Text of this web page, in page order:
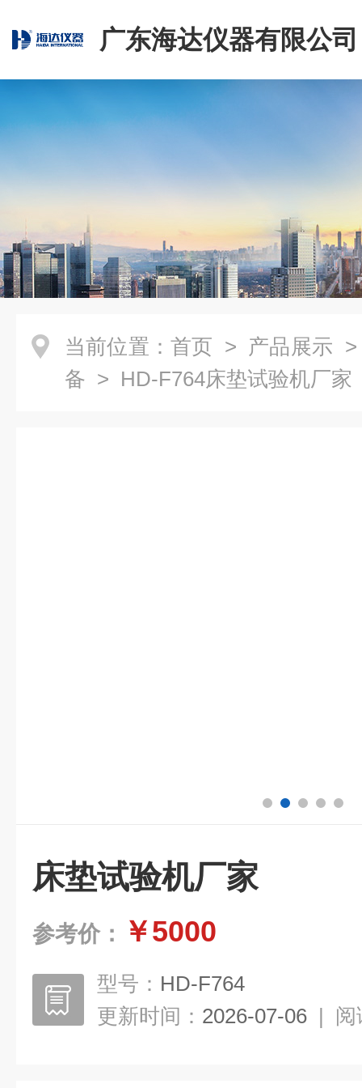
广东海达仪器有限公司
当前位置： 首页 > 产品展示
备 > HD-F764床垫试验机厂家
床垫试验机厂家
参考价： ￥5000
型号： HD-F764
更新时间： 2026-07-06 | 阅